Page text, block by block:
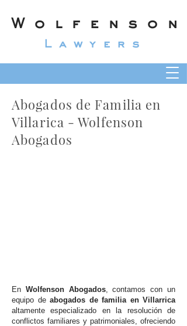
Wolfenson
Lawyers
Abogados de Familia en
Villarica - Wolfenson
Abogados
En Wolfenson Abogados, contamos con un
equipo de abogados de familia en Villarrica
altamente especializado en la resolución de
conflictos familiares y patrimoniales, ofreciendo